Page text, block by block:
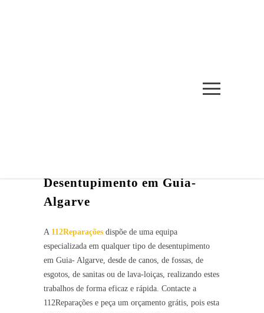
Desentupimento em Guia-
Algarve
A 112Reparações dispõe de uma equipa
especializada em qualquer tipo de desentupimento
em Guia- Algarve, desde de canos, de fossas, de
esgotos, de sanitas ou de lava-loiças, realizando estes
trabalhos de forma eficaz e rápida. Contacte a
112Reparações e peça um orçamento grátis, pois esta